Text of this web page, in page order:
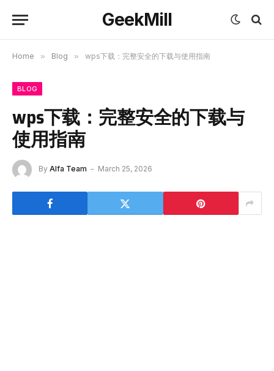
GeekMill
Home » Blog » wps下载：完整安全的下载与使用指南
BLOG
wps下载：完整安全的下载与
使用指南
By Alfa Team March 25, 2026